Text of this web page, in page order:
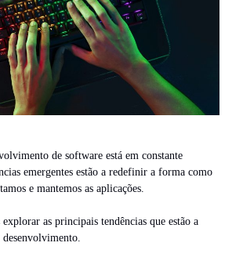
de software está em constante
emergentes estão a redefinir a forma como
e mantemos as aplicações.
as principais tendências que estão a